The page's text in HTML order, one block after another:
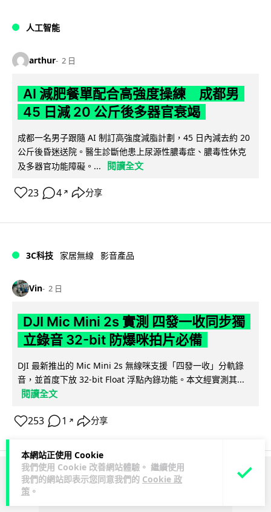
本網站正使用 Cookie
我們使用 Cookie 改善網站體驗。 繼續使用
我們的網站即表示您同意我們的 Cookie 政
策 。
人工智能
arthur 2 日
AI 減肥餐單配合高強度操練 成都男
45 日減 20 公斤後多器官衰竭
成都一名男子跟隨 AI 制訂高強度減脂計劃，45 日內減去約 20
公斤後昏迷送院。醫生診斷他患上尿源性膿毒症、膿毒性休克
及多器官功能障礙。...
閱讀全文
23 4 ↗ 分享
3C科技 家居無線 影音產品
Vin 2 日
DJI Mic Mini 2s 實測 四發一收同步獨
立錄音 32-bit 防爆咪拍片必備
DJI 最新推出的 Mic Mini 2s 無線咪支援「四發一收」分軌錄
音，並首度下放 32-bit Float 浮點內錄功能。本文經實測其...
閱讀全文
253 1 ↗ 分享
ADVERTISEMENT